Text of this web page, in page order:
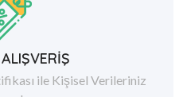
ile Kişisel Verileriniz